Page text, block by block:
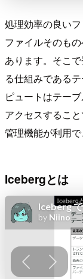
処理効率の良い
ファイルそのも
あります。そこ
る仕組みである
ピュートはテー
アクセスするこ
管理機能が利用で
Icebergとは